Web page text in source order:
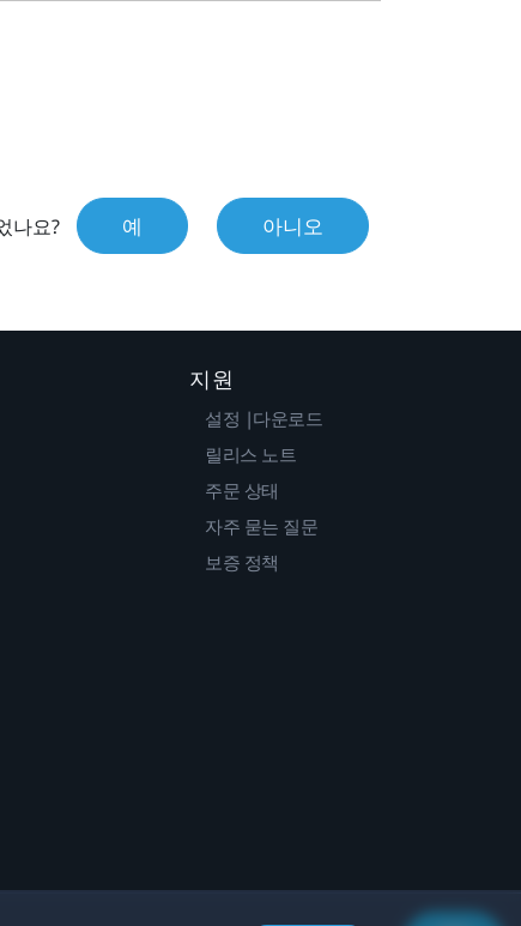
나요? 예 아니오
지원
설정 |다운로드
릴리스 노트
주문 상태
자주 묻는 질문
보증 정책